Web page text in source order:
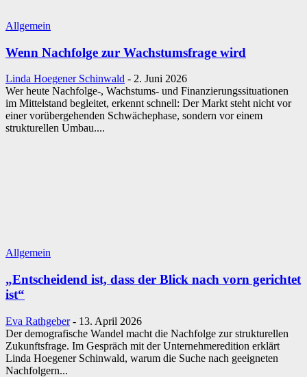
Allgemein
Wenn Nachfolge zur Wachstumsfrage wird
Linda Hoegener Schinwald - 2. Juni 2026
Wer heute Nachfolge-, Wachstums- und Finanzierungssituationen
im Mittelstand begleitet, erkennt schnell: Der Markt steht nicht vor
einer vorübergehenden Schwächephase, sondern vor einem
strukturellen Umbau....
Allgemein
„Entscheidend ist, dass der Blick nach vorn gerichtet
ist“
Eva Rathgeber - 13. April 2026
Der demografische Wandel macht die Nachfolge zur strukturellen
Zukunftsfrage. Im Gespräch mit der Unternehmeredition erklärt
Linda Hoegener Schinwald, warum die Suche nach geeigneten
Nachfolgern...